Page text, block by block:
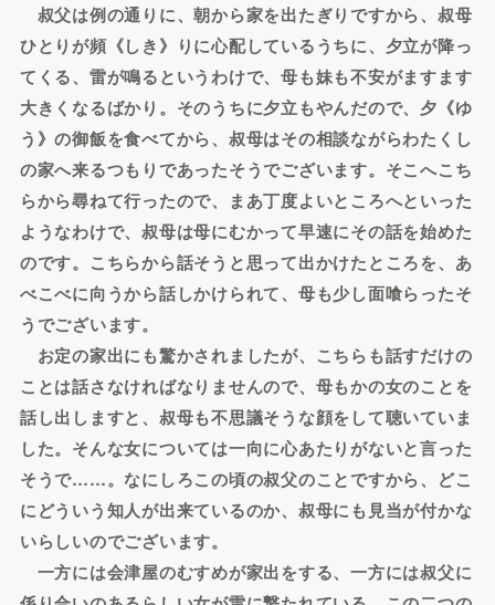
叔父は例の通りに、朝から家を出たぎりですから、叔母
ひとりが頻《しき》りに心配しているうちに、夕立が降っ
てくる、雷が鳴るというわけで、母も妹も不安がますます
大きくなるばかり。そのうちに夕立もやんだので、夕《ゆ
う》の御飯を食べてから、叔母はその相談ながらわたくし
の家へ来るつもりであったそうでございます。そこへこち
らから尋ねて行ったので、まあ丁度よいところへといった
ようなわけで、叔母は母にむかって早速にその話を始めた
のです。こちらから話そうと思って出かけたところを、あ
べこべに向うから話しかけられて、母も少し面喰らったそ
うでございます。
お定の家出にも驚かされましたが、こちらも話すだけの
ことは話さなければなりませんので、母もかの女のことを
話し出しますと、叔母も不思議そうな顔をして聴いていま
した。そんな女については一向に心あたりがないと言った
そうで……。なにしろこの頃の叔父のことですから、どこ
にどういう知人が出来ているのか、叔母にも見当が付かな
いらしいのでございます。
一方には会津屋のむすめが家出をする、一方には叔父に